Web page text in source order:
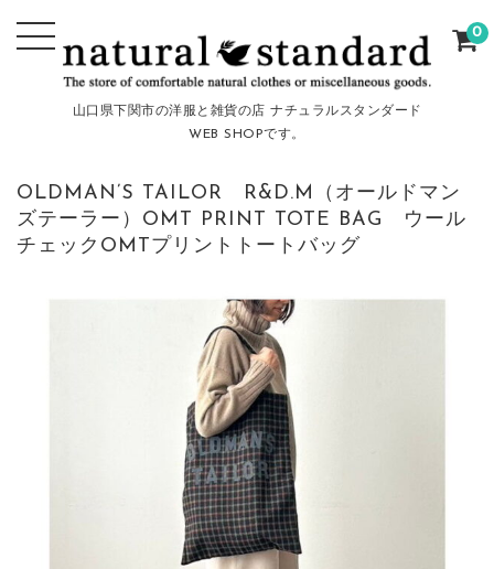
山口県下関市の洋服と雑貨の店 ナチュラルスタンダード
WEB SHOPです。
0
OLDMAN’S TAILOR R&D.M（オールドマン
ズテーラー）OMT PRINT TOTE BAG ウール
チェックOMTプリントトートバッグ